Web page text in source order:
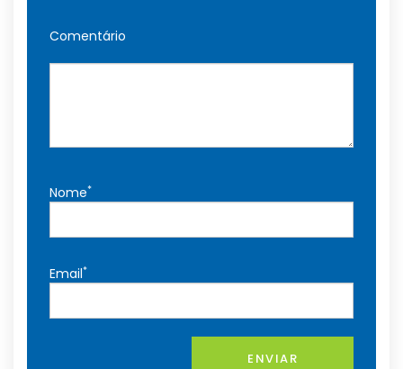
Comentário
Nome*
Email*
ENVIAR